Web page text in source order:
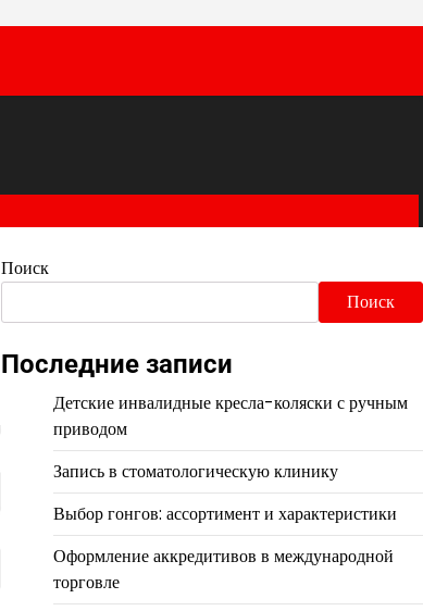
Поиск
Поиск
Последние записи
Детские инвалидные кресла-коляски с ручным
приводом
Запись в стоматологическую клинику
Выбор гонгов: ассортимент и характеристики
Оформление аккредитивов в международной
торговле